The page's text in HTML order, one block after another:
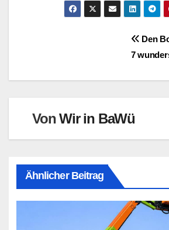
Den
7
VonWir in BaWü
Ähnlicher Beitrag